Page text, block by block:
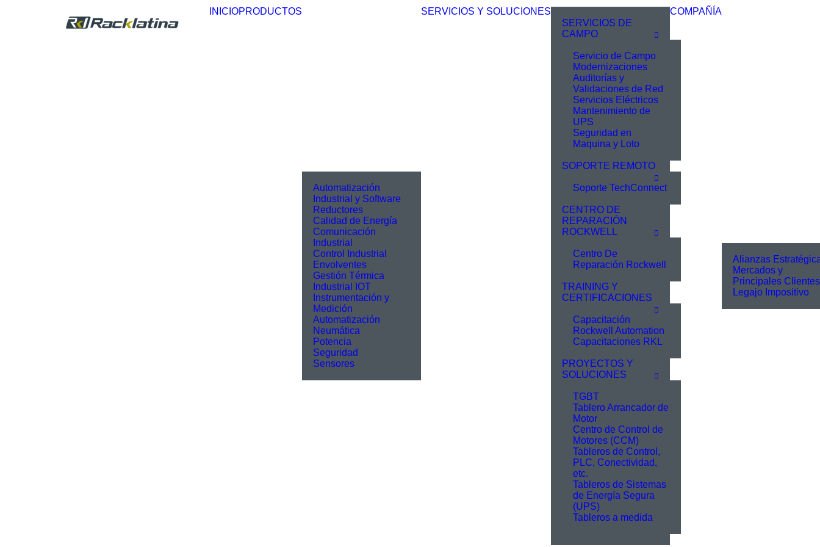
INICIOPRODUCTOS
Automatización
Industrial y Software
Reductores
Calidad de Energía
Comunicación
Industrial
Control Industrial
Envolventes
Gestión Térmica
Industrial IOT
Instrumentación y
Medición
Automatización
Neumática
Potencia
Seguridad
Sensores
SERVICIOS Y SOLUCIONES
SERVICIOS DE
CAMPO
Servicio de Campo
Modernizaciones
Auditorías y
Validaciones de Red
Servicios Eléctricos
Mantenimiento de
UPS
Seguridad en
Maquina y Loto
SOPORTE REMOTO
Soporte TechConnect
CENTRO DE
REPARACIÓN
ROCKWELL
Centro De
Reparación Rockwell
TRAINING Y
CERTIFICACIONES
Capacitación
Rockwell Automation
Capacitaciones RKL
PROYECTOS Y
SOLUCIONES
TGBT
Tablero Arrancador de
Motor
Centro de Control de
Motores (CCM)
Tableros de Control,
PLC, Conectividad,
etc.
Tableros de Sistemas
de Energía Segura
(UPS)
Tableros a medida
COMPAÑÍA
Alianzas
Mercados y
Principales Clientes
Legajo Impositivo